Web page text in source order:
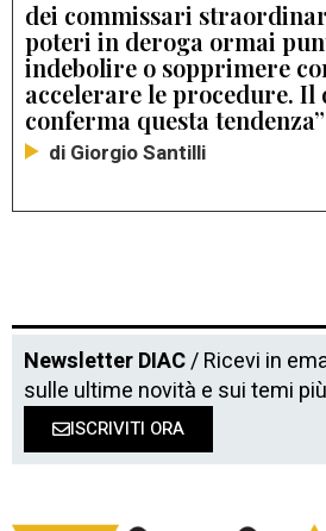
dei commissari
poteri in deroga ormai
indebolire o sopprimere
accelerare le procedure. Il
conferma questa tendenza”
di Giorgio Santilli
Newsletter DIAC/ Ricevi in
sulle ultime novità e sui temi
ISCRIVITI ORA